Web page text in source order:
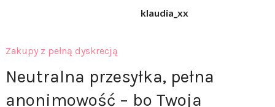
klaudia_xx
Zakupy z pełną dyskrecją
Neutralna przesyłka, pełna
anonimowość – bo Twoja